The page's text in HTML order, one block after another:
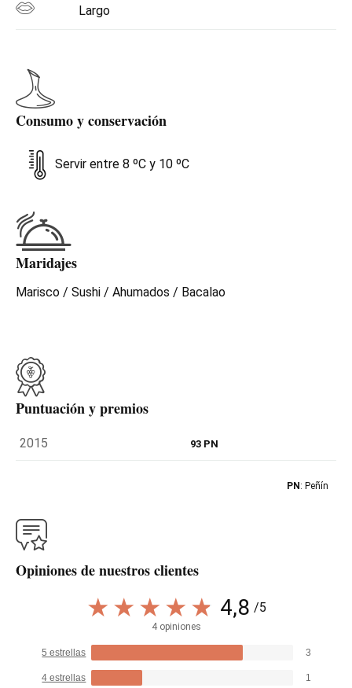
Largo
Consumo y conservación
Servir entre 8 ºC y 10 ºC
Maridajes
Marisco / Sushi / Ahumados / Bacalao
Puntuación y premios
2015 93 PN
PN: Peñín
Opiniones de nuestros clientes
4,8 /5
4 opiniones
5 estrellas 3
4 estrellas 1